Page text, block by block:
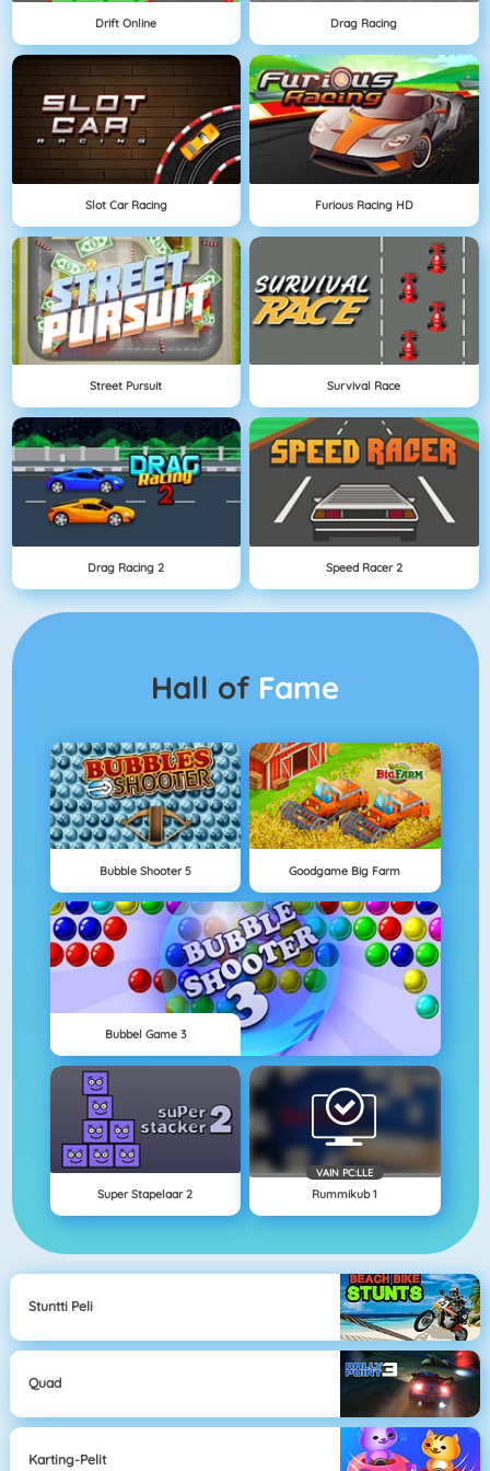
Drift Online Drag Racing
Slot Car Racing Furious Racing HD
Street Pursuit Survival Race
Drag Racing 2 Speed Racer 2
Hall of Fame
Bubble Shooter 5 Goodgame Big Farm
Bubbel Game 3
Super Stapelaar 2
VAIN PC:LLE
Rummikub 1
Stuntti Peli
Quad
Karting-Pelit